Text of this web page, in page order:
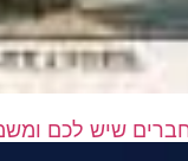
שיש לכם